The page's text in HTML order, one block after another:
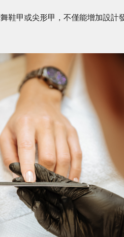
鞋甲或尖形甲，不僅能增加設計